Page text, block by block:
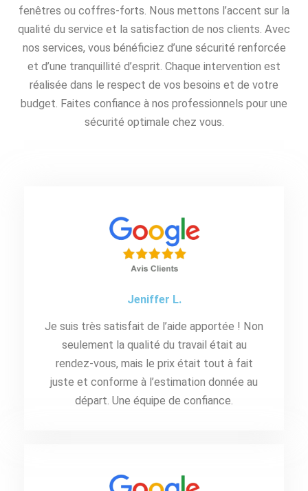
fenêtres ou coffres-forts. Nous mettons l’accent sur la
qualité du service et la satisfaction de nos clients. Avec
nos services, vous bénéficiez d’une sécurité renforcée
et d’une tranquillité d’esprit. Chaque intervention est
réalisée dans le respect de vos besoins et de votre
budget. Faites confiance à nos professionnels pour une
sécurité optimale chez vous.
Jeniffer L.
Je suis très satisfait de l’aide apportée ! Non
seulement la qualité du travail était au
rendez-vous, mais le prix était tout à fait
juste et conforme à l’estimation donnée au
départ. Une équipe de confiance.